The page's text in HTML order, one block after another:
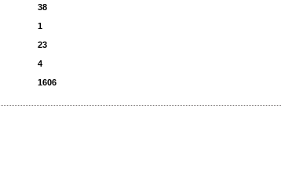
38
1
23
4
1606